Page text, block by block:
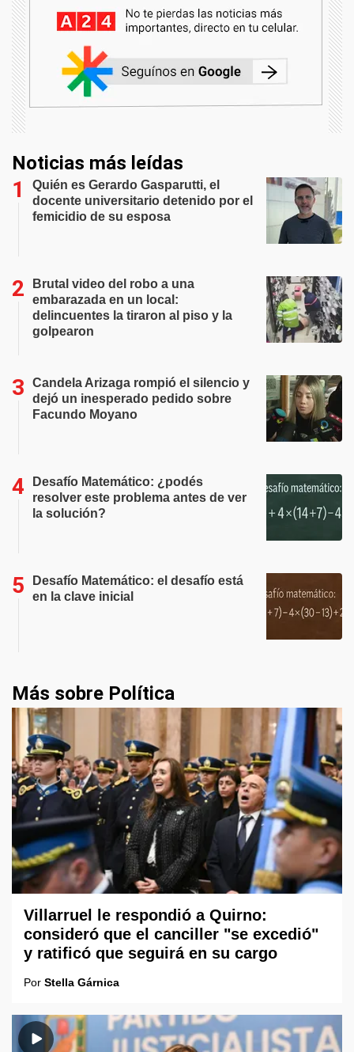
Noticias más leídas
Quién es Gerardo Gasparutti, el
docente universitario detenido por el
femicidio de su esposa
Brutal video del robo a una
embarazada en un local:
delincuentes la tiraron al piso y la
golpearon
Candela Arizaga rompió el silencio y
dejó un inesperado pedido sobre
Facundo Moyano
Desafío Matemático: ¿podés
resolver este problema antes de ver
la solución?
Desafío Matemático: el desafío está
en la clave inicial
Más sobre Política
Villarruel le respondió a Quirno:
consideró que el canciller "se excedió"
y ratificó que seguirá en su cargo
Por Stella Gárnica